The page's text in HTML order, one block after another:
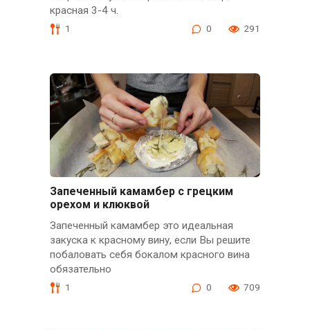
красная 3-4 ч.
1 0 291
Запеченный камамбер с грецким
орехом и клюквой
Запеченный камамбер это идеальная
закуска к красному вину, если Вы решите
побаловать себя бокалом красного вина
обязательно
1 0 709